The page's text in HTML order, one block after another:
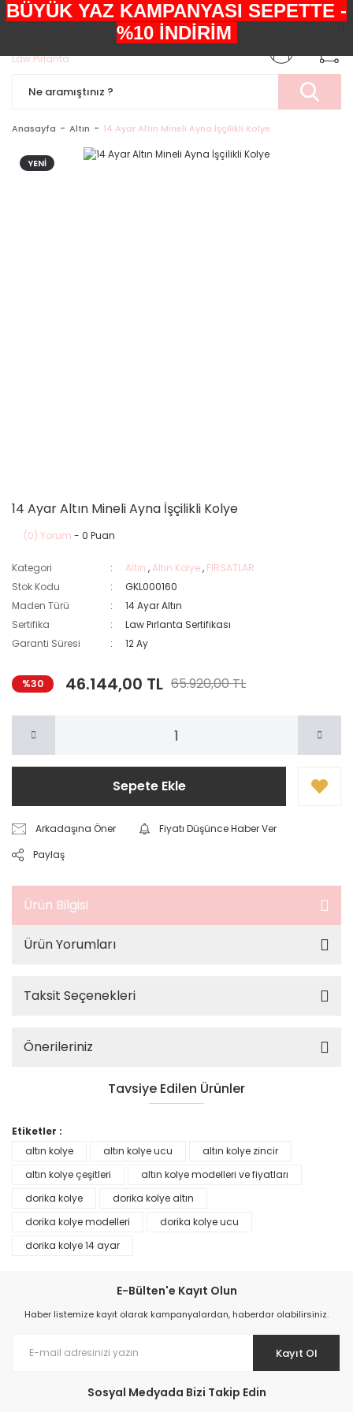
+90552 303 05 29
Anasayfa Altın 14 Ayar Altın Mineli Ayna İşçilikli Kolye
YENİ
14 Ayar Altın Mineli Ayna İşçilikli Kolye
(0) Yorum - 0 Puan
Kategori Altın ,Altın Kolye, FIRSATLAR
Stok Kodu
GKL000160
Maden Türü
14 Ayar Altın
Sertifika
Law Pırlanta Sertifikası
Garanti Süresi
12 Ay
%30 46.144,00 TL 65.920,00 TL
Sepete Ekle
Arkadaşına Öner
Fiyatı Düşünce Haber Ver
Paylaş
Ürün Bilgisi
Ürün Yorumları
Taksit Seçenekleri
Önerileriniz
Tavsiye Edilen Ürünler
Altın Kalpli Bileklik Altın Kalpli Bileklik
%30
YENİ %30
YENİ
Etiketler :
altın kolye
altın kolye ucu
altın kolye zincir
altın kolye çeşitleri
altın kolye modelleri ve fiyatları
dorika kolye
dorika kolye altın
dorika kolye modelleri
dorika kolye ucu
dorika kolye 14 ayar
E-Bülten'e Kayıt Olun
Haber listemize kayıt olarak kampanyalardan, haberdar olabilirsiniz.
Kayıt Ol
Sosyal Medyada Bizi Takip Edin
BÜYÜK YAZ KAMPANYASI SEPETTE -
%10 İNDİRİM